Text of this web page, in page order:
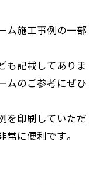
ム施工事例の一部
も記載してありま
ムのご参考にぜひ
を印刷していただ
に便利です。